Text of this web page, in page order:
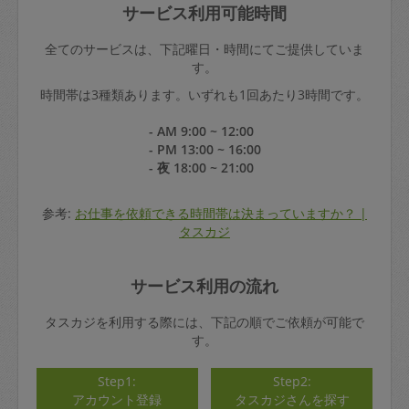
サービス利用可能時間
全てのサービスは、下記曜日・時間にてご提供していま
す。
時間帯は3種類あります。いずれも1回あたり3時間です。
- AM 9:00 ~ 12:00
- PM 13:00 ~ 16:00
- 夜 18:00 ~ 21:00
参考: お仕事を依頼できる時間帯は決まっていますか？ |
タスカジ
サービス利用の流れ
タスカジを利用する際には、下記の順でご依頼が可能で
す。
Step1:
アカウント登録
Step2:
タスカジさんを探す